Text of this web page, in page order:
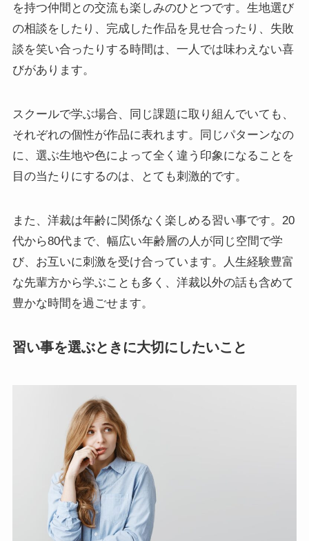
を持つ仲間との交流も楽しみのひとつです。生地選び
の相談をしたり、完成した作品を見せ合ったり、失敗
談を笑い合ったりする時間は、一人では味わえない喜
びがあります。
スクールで学ぶ場合、同じ課題に取り組んでいても、
それぞれの個性が作品に表れます。同じパターンなの
に、選ぶ生地や色によって全く違う印象になることを
目の当たりにするのは、とても刺激的です。
また、洋裁は年齢に関係なく楽しめる習い事です。20
代から80代まで、幅広い年齢層の人が同じ空間で学
び、お互いに刺激を受け合っています。人生経験豊富
な先輩方から学ぶことも多く、洋裁以外の話も含めて
豊かな時間を過ごせます。
習い事を選ぶときに大切にしたいこと